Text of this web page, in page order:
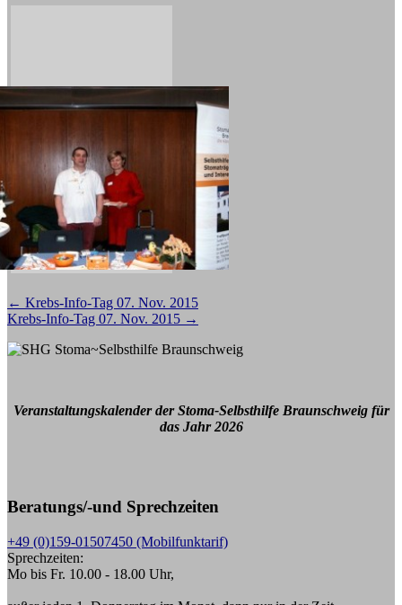
Beitragsnavigation
← Krebs-Info-Tag 07. Nov. 2015
Krebs-Info-Tag 07. Nov. 2015 →
Veranstaltungskalender der Stoma-Selbsthilfe Braunschweig für
das Jahr 2026
Beratungs/-und Sprechzeiten
+49 (0)159-01507450 (Mobilfunktarif)
Sprechzeiten:
Mo bis Fr. 10.00 - 18.00 Uhr,